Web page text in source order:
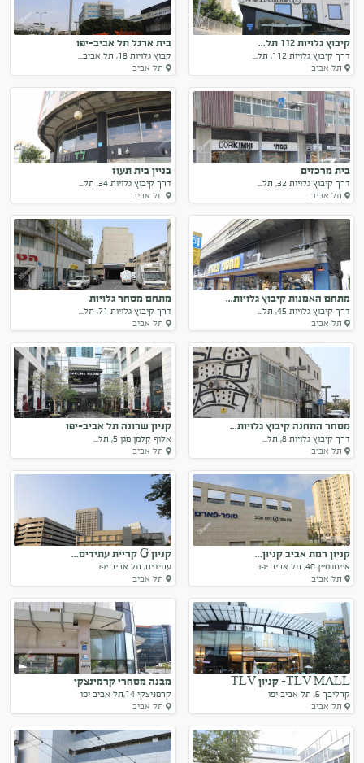
קיבוץ גלויות 112 תל...
דרך קיבוץ גלויות 112, תל...
תל אביב
בית ארגל תל אביב-יפו
קבוץ גלויות 18, תל אביב...
תל אביב
בית מרכזים
דרך קיבוץ גלויות 32, תל...
תל אביב
בניין בית תעוז
דרך קיבוץ גלויות 34, תל...
תל אביב
מתחם האמנות קיבוץ גלויות...
דרך קיבוץ גלויות 45, תל...
תל אביב
מתחם מסחר גלויות
דרך קיבוץ גלויות 71, תל...
תל אביב
מסחר התחנה קיבוץ גלויות...
דרך קיבוץ גלויות 8, תל...
תל אביב
קניון שרונה תל אביב-יפו
אלוף קלמן מגן 5, תל...
תל אביב
קניון רמת אביב קניון...
איינשטיין 40, תל אביב יפו
תל אביב
קניון G קריית עתידים...
עתידים, תל אביב יפו
תל אביב
TLV MALL- קניון TLV
קרליבך 6, תל אביב יפו
תל אביב
מבנה מסחרי קרמינצקי
קרמניצקי 14,תל אביב יפו
תל אביב